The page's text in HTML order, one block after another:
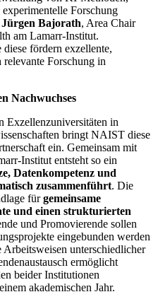
Forschung
Bajorath, Area Chair
am Lamarr-Institut.
fördern exzellente,
Forschung in
Nachwuchses
Exzellenzuniversitäten in
bringt NAIST diese
ein. Gemeinsam mit
Institut entsteht so ein
Datenkompetenz und
zusammenführt. Die
fürgemeinsame
und einen strukturierten
und Promovierende sollen
eingebunden werden
unterschiedlicher
ermöglicht
beider Institutionen
akademischen Jahr.